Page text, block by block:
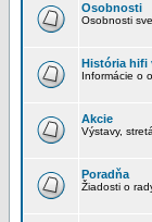
Osobnosti
Osobnosti
História hifi
Informácie o
Akcie
Výstavy,
Poradňa
Žiadosti o